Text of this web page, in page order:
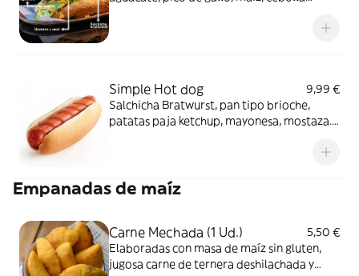
Simple Hot dog
9,99 €
Salchicha Bratwurst, pan tipo brioche,
patatas paja ketchup, mayonesa, mostaza.
potatoes, Ketchup, mayonnaise, mustard )
Empanadas de maíz
Carne Mechada (1 Ud.)
5,50 €
Elaboradas con masa de maíz sin gluten,
jugosa carne de ternera deshilachada y